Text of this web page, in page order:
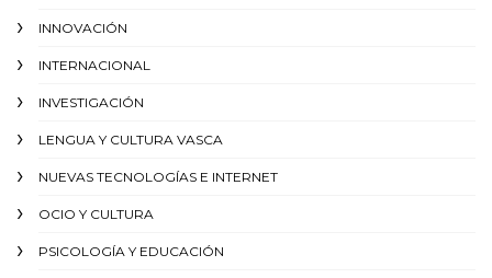
INNOVACIÓN
INTERNACIONAL
INVESTIGACIÓN
LENGUA Y CULTURA VASCA
NUEVAS TECNOLOGÍAS E INTERNET
OCIO Y CULTURA
PSICOLOGÍA Y EDUCACIÓN